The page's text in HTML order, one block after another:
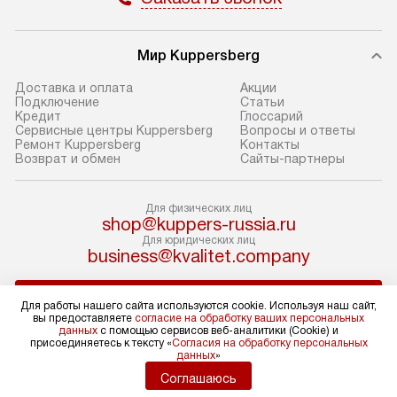
прибор до подъезда. Если
требуется перенос прибора
до двери квартиры или до места
согласуйте это с менеджером.
За данную услугу взимается
дополнительная плата. Обратите
внимание на размеры прибора: если
они не позволяют пронести его
через дверной проем,
то сотрудники транспортной
службы не смогут демонтировать
дверцы, ручки или другие
выступающие элементы, так как это
может повлечь отказ в проведении
гарантийного ремонта в будущем.
Перед заказом удостоверьтесь, что
сможете переместить прибор
в нужное место, учитывая размеры
при
отдельных
по уровню, а
к
После этого
консультация
не входят:
коммуникаций,
материалы,
и
Мир Kuppersberg
Доставка и оплата
Подключение
Кредит
Сервисные центры Kuppersberg
Ремонт Kuppersberg
Возврат и обмен
Акции
Cтатьи
Глоссарий
Вопросы и ответы
Контакты
Сайты-партнеры
Для физических лиц
shop@kuppers-russia.ru
Для юридических лиц
business@kvalitet.company
Политика конфиденциальности
Условия продажи
Карта сайта
Для работы нашего сайта используются cookie. Используя наш сайт,
вы предоставляете согласие на обработку ваших персональных
данных с помощью сервисов веб-аналитики (Cookie) и
присоединяетесь к тексту «Согласия на обработку персональных
данных»
Соглашаюсь